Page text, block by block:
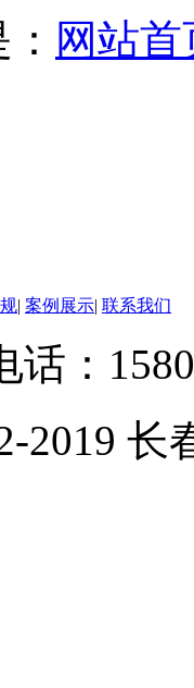
网站首
| 案例展示| 联系我们
话：
2019 长